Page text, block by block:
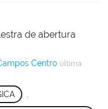
de abertura
Centro última